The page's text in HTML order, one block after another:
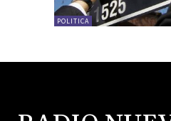
POLITICA